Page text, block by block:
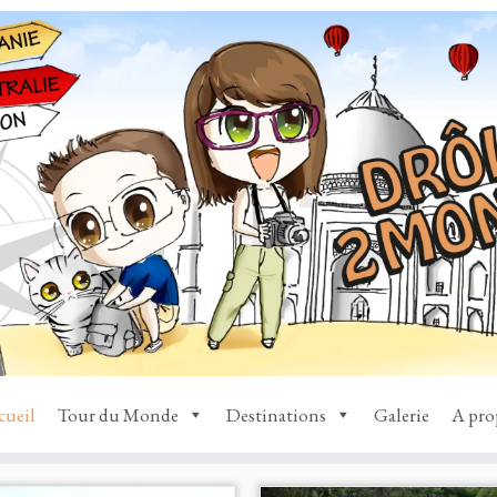
Tour du Monde Destinations Galerie A